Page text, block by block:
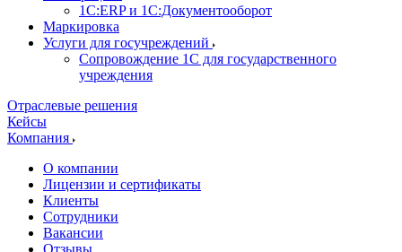
1С:ERP и 1С:Документооборот
Маркировка
Услуги для госучреждений
Сопровождение 1С для государственного
учреждения
Отраслевые решения
Кейсы
Компания
О компании
Лицензии и сертификаты
Клиенты
Сотрудники
Вакансии
Отзывы